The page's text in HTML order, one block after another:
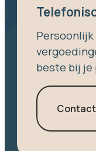
beste bij je
Contact